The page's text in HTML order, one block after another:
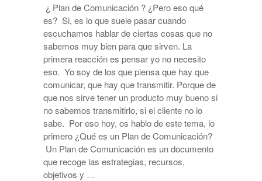
¿ Plan de Comunicación ? ¿Pero eso qué
es? Si, es lo que suele pasar cuando
escuchamos hablar de ciertas cosas que no
sabemos muy bien para que sirven. La
primera reacción es pensar yo no necesito
eso. Yo soy de los que piensa que hay que
comunicar, que hay que transmitir. Porque de
que nos sirve tener un producto muy bueno si
no sabemos transmitirlo, si el cliente no lo
sabe. Por eso hoy, os hablo de este tema, lo
primero ¿Qué es un Plan de Comunicación?
Un Plan de Comunicación es un documento
que recoge las estrategias, recursos,
objetivos y …